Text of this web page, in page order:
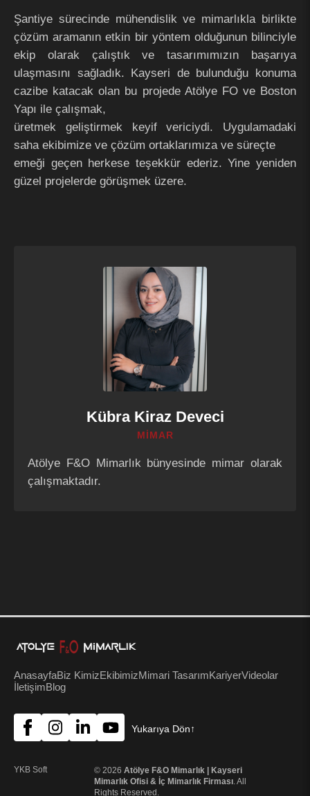
Şantiye sürecinde mühendislik ve mimarlıkla birlikte
çözüm aramanın etkin bir yöntem olduğunun bilinciyle
ekip olarak çalıştık ve tasarımımızın başarıya
ulaşmasını sağladık. Kayseri de bulunduğu konuma
cazibe katacak olan bu projede Atölye FO ve Boston
Yapı ile çalışmak,
üretmek geliştirmek keyif vericiydi. Uygulamadaki
saha ekibimize ve çözüm ortaklarımıza ve süreçte
emeği geçen herkese teşekkür ederiz. Yine yeniden
güzel projelerde görüşmek üzere.
Kübra Kiraz Deveci
MİMAR
Atölye F&O Mimarlık bünyesinde mimar olarak
çalışmaktadır.
AnasayfaBiz KimizEkibimizMimari TasarımKariyerVideolar
İletişimBlog
Yukarıya Dön↑
YKB Soft © 2026 Atölye F&O Mimarlık | Kayseri
Mimarlık Ofisi & İç Mimarlık Firması. All
Rights Reserved.